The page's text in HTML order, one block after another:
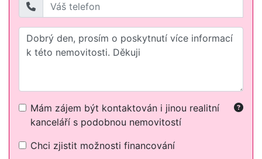
Mám zájem být kontaktován i jinou realitní
kanceláří s podobnou nemovitostí
Chci zjistit možnosti financování